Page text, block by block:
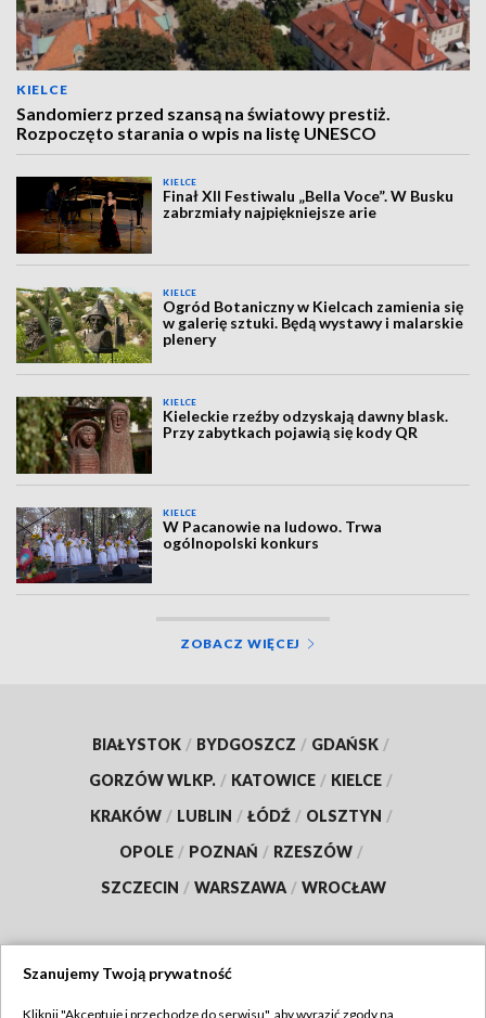
KIELCE
Sandomierz przed szansą na światowy prestiż.
Rozpoczęto starania o wpis na listę UNESCO
KIELCE
Finał XII Festiwalu „Bella Voce”. W Busku
zabrzmiały najpiękniejsze arie
KIELCE
Ogród Botaniczny w Kielcach zamienia się
w galerię sztuki. Będą wystawy i malarskie
plenery
KIELCE
Kieleckie rzeźby odzyskają dawny blask.
Przy zabytkach pojawią się kody QR
KIELCE
W Pacanowie na ludowo. Trwa
ogólnopolski konkurs
ZOBACZ WIĘCEJ
BIAŁYSTOK / BYDGOSZCZ / GDAŃSK /
GORZÓW WLKP. / KATOWICE / KIELCE /
KRAKÓW / LUBLIN / ŁÓDŹ / OLSZTYN /
OPOLE / POZNAŃ / RZESZÓW /
SZCZECIN / WARSZAWA / WROCŁAW
Szanujemy Twoją prywatność
Kliknij "Akceptuję i przechodzę do serwisu", aby wyrazić zgody na